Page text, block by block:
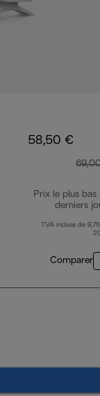
58,50 €
Prix le plus bas
derniers
TVA incluse de
Comparer